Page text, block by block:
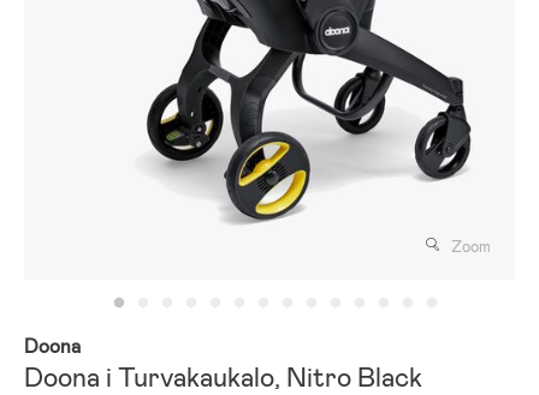
Zoom
Doona
Doona i Turvakaukalo, Nitro Black